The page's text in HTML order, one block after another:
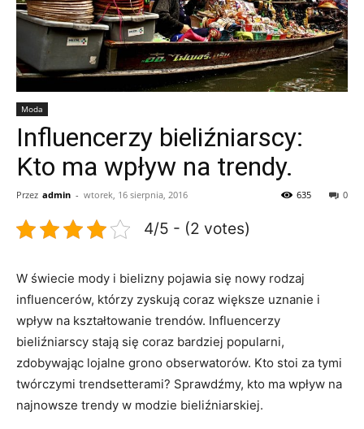
Moda
Influencerzy bieliźniarscy:
Kto ma wpływ na trendy.
Przez admin - wtorek, 16 sierpnia, 2016 0
635
4/5 - (2 votes)
W świecie mody i bielizny⁢ pojawia się nowy rodzaj‌
influencerów, którzy ‌zyskują‍ coraz ‌większe uznanie i⁣
wpływ ⁤na ⁢kształtowanie trendów. Influencerzy
⁤bieliźniarscy stają się coraz bardziej⁤ popularni,
⁣zdobywając ⁣lojalne ‌grono obserwatorów. Kto stoi za tymi
twórczymi ⁤trendsetterami?​ Sprawdźmy, kto ma wpływ ⁤na⁤
najnowsze trendy w modzie ‌bieliźniarskiej.